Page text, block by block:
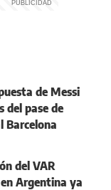
de Messi
del pase de
Barcelona
del VAR
Argentina ya